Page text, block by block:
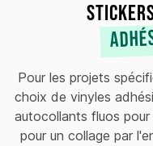
Pour les projets
choix de vinyles
autocollants fluos
pour un collage par